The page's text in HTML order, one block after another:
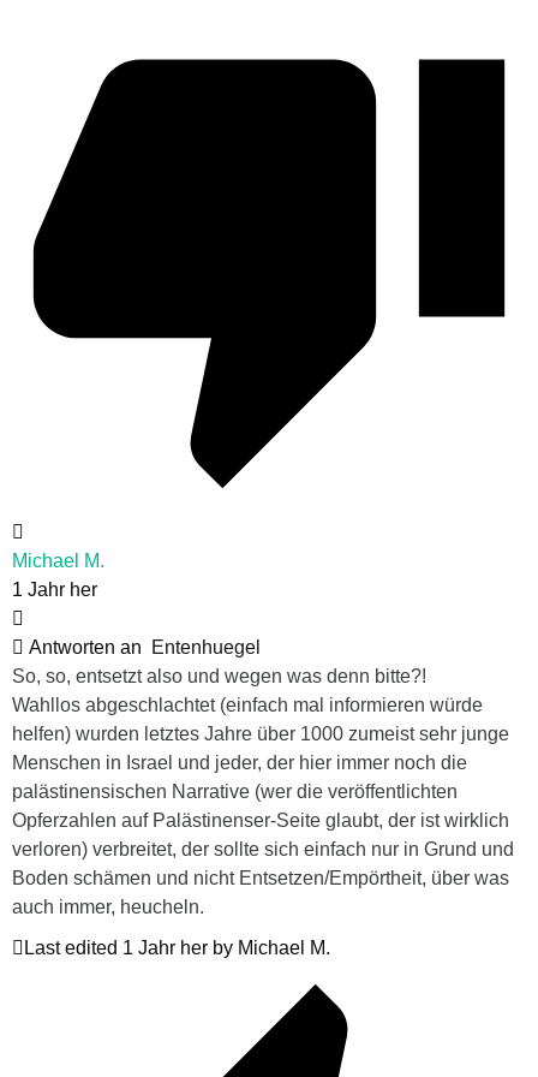
Michael M.
1 Jahr her
Antworten an
Entenhuegel
So, so, entsetzt also und wegen was denn bitte?!
Wahllos abgeschlachtet (einfach mal informieren würde
helfen) wurden letztes Jahre über 1000 zumeist sehr junge
Menschen in Israel und jeder, der hier immer noch die
palästinensischen Narrative (wer die veröffentlichten
Opferzahlen auf Palästinenser-Seite glaubt, der ist wirklich
verloren) verbreitet, der sollte sich einfach nur in Grund und
Boden schämen und nicht Entsetzen/Empörtheit, über was
auch immer, heucheln.
Last edited 1 Jahr her by Michael M.